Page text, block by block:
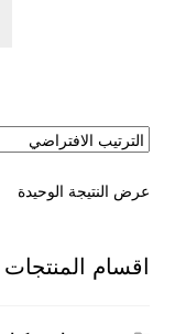
كاندم سيليكون
لانجيري مثير
منتجات الانتصاب
عرض النتيجة الوحيدة
اقسام المنتجات